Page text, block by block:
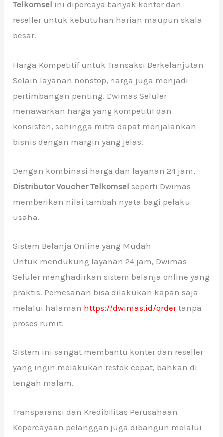
Telkomsel ini dipercaya banyak konter dan
reseller untuk kebutuhan harian maupun skala
besar.
Harga Kompetitif untuk Transaksi Berkelanjutan
Selain layanan nonstop, harga juga menjadi
pertimbangan penting. Dwimas Seluler
menawarkan harga yang kompetitif dan
konsisten, sehingga mitra dapat menjalankan
bisnis dengan margin yang jelas.
Dengan kombinasi harga dan layanan 24 jam,
Distributor Voucher Telkomsel seperti Dwimas
memberikan nilai tambah nyata bagi pelaku
usaha.
Sistem Belanja Online yang Mudah
Untuk mendukung layanan 24 jam, Dwimas
Seluler menghadirkan sistem belanja online yang
praktis. Pemesanan bisa dilakukan kapan saja
melalui halaman https://dwimas.id/ordertanpa
proses rumit.
Sistem ini sangat membantu konter dan reseller
yang ingin melakukan restok cepat, bahkan di
tengah malam.
Transparansi dan Kredibilitas Perusahaan
Kepercayaan pelanggan juga dibangun melalui